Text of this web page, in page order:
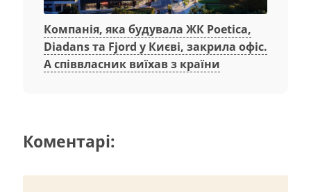
Компанія, яка будувала ЖК Poetica,
Diadans та Fjord у Києві, закрила офіс.
А співвласник виїхав з країни
Коментарі: